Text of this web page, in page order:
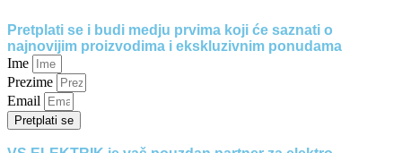
Pretplati se i budi medju prvima koji će saznati o
najnovijim proizvodima i ekskluzivnim ponudama
Ime
Prezime
Email
Pretplati se